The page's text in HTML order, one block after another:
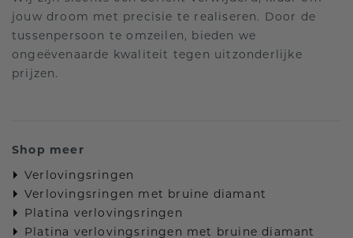
jouw droom met precisie te realiseren. Door de
tussenpersoon te omzeilen, bieden we
ongeëvenaarde kwaliteit tegen uitzonderlijke
prijzen.
Shop meer
Verlovingsringen
Verlovingsringen met bruine diamant
Platina verlovingsringen
Platina verlovingsringen met bruine diamant